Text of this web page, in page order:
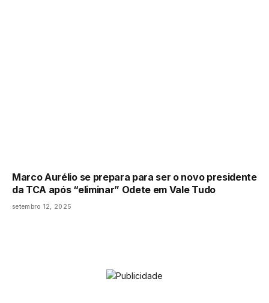
Marco Aurélio se prepara para ser o novo presidente
da TCA após “eliminar” Odete em Vale Tudo
setembro 12, 2025